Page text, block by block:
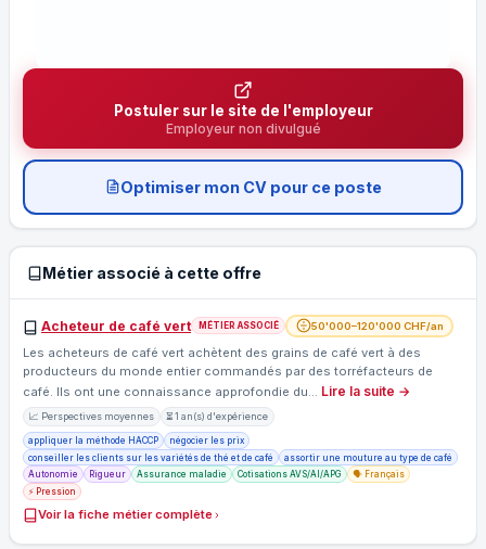
Postuler sur le site de l'employeur
Employeur non divulgué
Optimiser mon CV pour ce poste
Métier associé à cette offre
Acheteur de café vert MÉTIER ASSOCIÉ 50'000–120'000 CHF/an
Les acheteurs de café vert achètent des grains de café vert à des
producteurs du monde entier commandés par des torréfacteurs de
café. Ils ont une connaissance approfondie du… Lire la suite →
📈 Perspectives moyennes ⏳ 1 an(s) d'expérience
appliquer la méthode HACCP
négocier les prix
conseiller les clients sur les variétés de thé et de café
assortir une mouture au type de café
Autonomie
Rigueur Assurance maladie Cotisations AVS/AI/APG
🗣️ Français
⚡ Pression
Voir la fiche métier complète